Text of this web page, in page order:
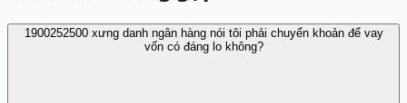
1900252500 xưng danh ngân hàng nói tôi phải chuyển khoản để vay
vốn có đáng lo không?